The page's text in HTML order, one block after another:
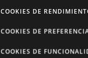
COOKIES DE
COOKIES DE
COOKIES DE